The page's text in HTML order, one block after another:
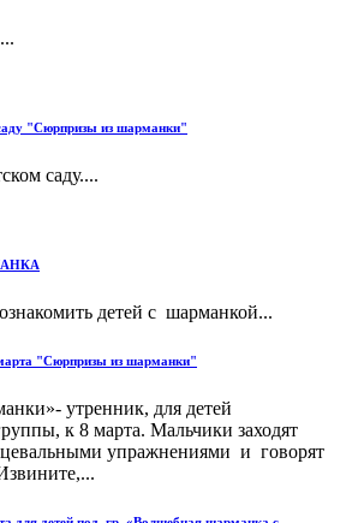
"Сюрпризы из шарманки"
саду....
детей с шарманкой...
"Сюрпризы из шарманки"
утренник, для детей
к 8 марта. Мальчики заходят
упражнениями и говорят